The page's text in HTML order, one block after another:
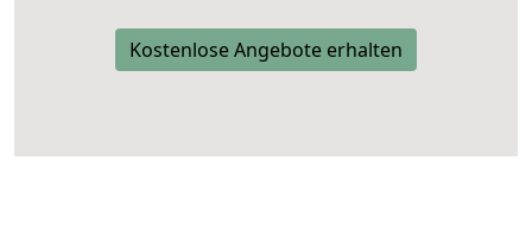
Kostenlose Angebote erhalten